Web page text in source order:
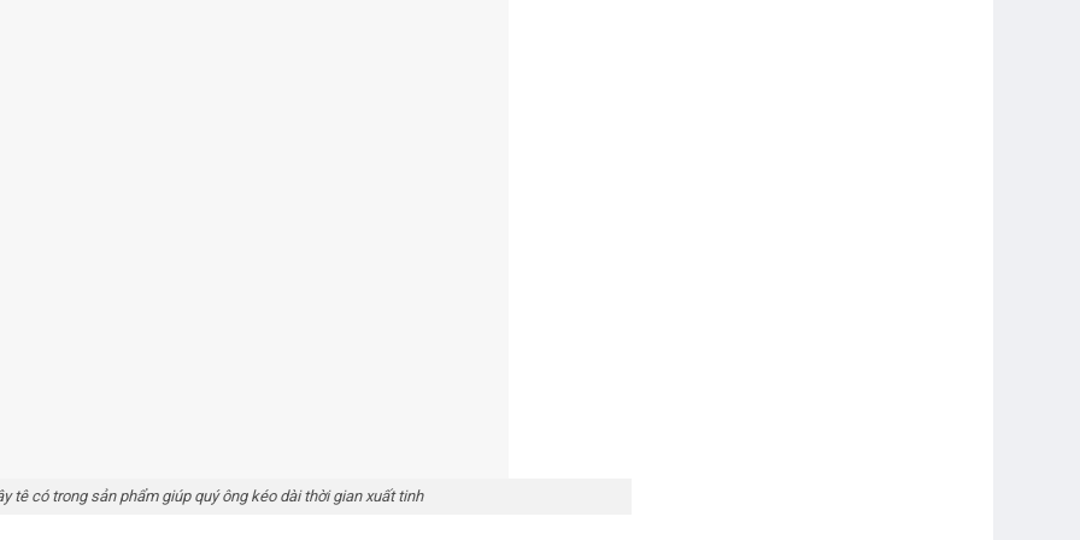
sản phẩm giúp quý ông kéo dài thời gian xuất tinh